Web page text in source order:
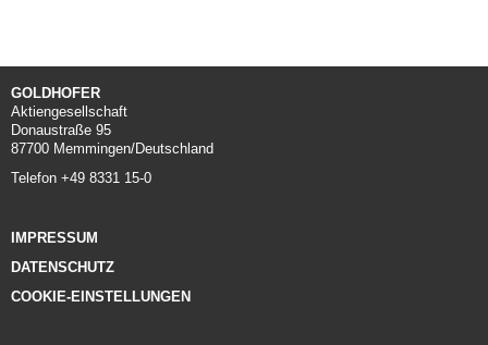
GOLDHOFER
Aktiengesellschaft
Donaustraße 95
87700 Memmingen/Deutschland
Telefon +49 8331 15-0
IMPRESSUM
DATENSCHUTZ
COOKIE-EINSTELLUNGEN